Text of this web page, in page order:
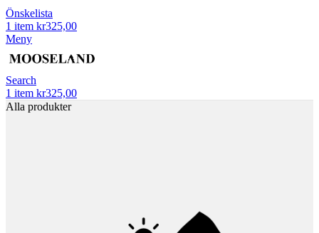
Önskelista
1 item kr325,00
Meny
Search
1 item kr325,00
Alla produkter